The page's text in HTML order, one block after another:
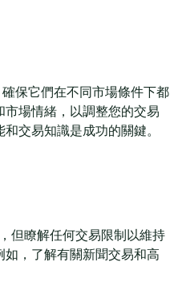
保它們在不同市場條件下都
場情緒，以調整您的交易
交易知識是成功的關鍵。
但瞭解任何交易限制以維持
，了解有關新聞交易和高